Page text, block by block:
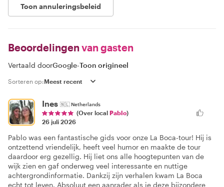
Toon annuleringsbeleid
Beoordelingen van gasten
Vertaald doorGoogle-Toon origineel
Sorteren op:
Ines 🇳🇱Netherlands
(Over local Pablo)
26 juli 2026
Pablo was een fantastische gids voor onze La Boca-tour! Hij is
ontzettend vriendelijk, heeft veel humor en maakte de tour
daardoor erg gezellig. Hij liet ons alle hoogtepunten van de
wijk zien en gaf onderweg veel interessante en nuttige
achtergrondinformatie. Dankzij zijn verhalen kwam La Boca
echt tot leven. Absoluut een aanrader als je deze bijzondere